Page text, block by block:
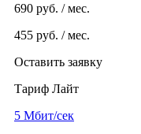
690 руб. / мес.
455 руб. / мес.
Оставить заявку
Тариф Лайт
5 Мбит/сек